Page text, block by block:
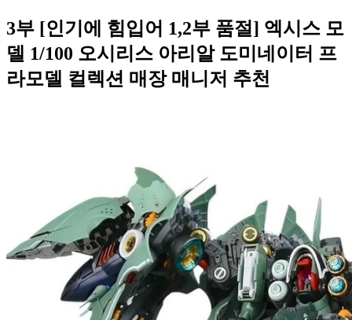
3부 [인기에 힘입어 1,2부 품절] 엑시스 모
델 1/100 오시리스 아리알 도미네이터 프
라모델 컬렉션 매장 매니저 추천